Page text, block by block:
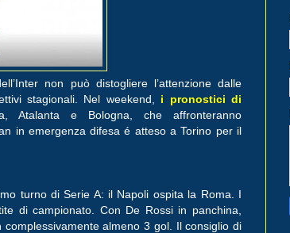
non può distogliere l’attenzione dalle
stagionali. Nel weekend, i pronostici di
Atalanta e Bologna, che affronteranno
in emergenza difesa é atteso a Torino per il
turno di Serie A: il Napoli ospita la Roma. I
di campionato. Con De Rossi in panchina,
almeno 3 gol. Il consiglio di